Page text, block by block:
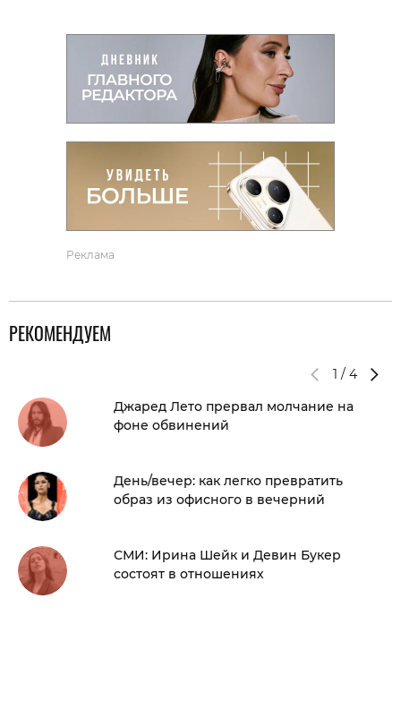
Реклама
РЕКОМЕНДУЕМ
1 / 4
Джаред Лето прервал молчание на
фоне обвинений
День/вечер: как легко превратить
образ из офисного в вечерний
СМИ: Ирина Шейк и Девин Букер
состоят в отношениях